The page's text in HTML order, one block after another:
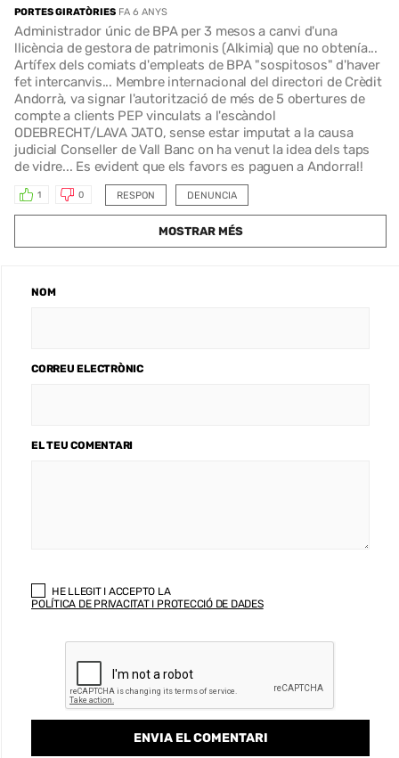
PORTES GIRATÒRIES FA 6 ANYS
Administrador únic de BPA per 3 mesos a canvi d'una
llicència de gestora de patrimonis (Alkimia) que no obtenía...
Artífex dels comiats d'empleats de BPA "sospitosos" d'haver
fet intercanvis... Membre internacional del directori de Crèdit
Andorrà, va signar l'autorització de més de 5 obertures de
compte a clients PEP vinculats a l'escàndol
ODEBRECHT/LAVA JATO, sense estar imputat a la causa
judicial Conseller de Vall Banc on ha venut la idea dels taps
de vidre... Es evident que els favors es paguen a Andorra!!
RESPON
1 0 DENUNCIA
MOSTRAR MÉS
NOM
CORREU ELECTRÒNIC
EL TEU COMENTARI
HE LLEGIT I ACCEPTO LA
POLÍTICA DE PRIVACITAT I PROTECCIÓ DE DADES